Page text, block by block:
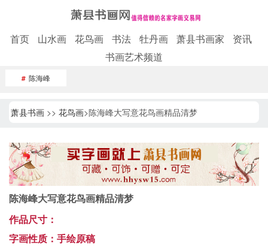
首页 山水画 花鸟画 书法 牡丹画 萧县书画家
资讯
书画艺术频道
# 陈海峰
萧县书画>> 花鸟画>陈海峰大写意花鸟画精品清梦
陈海峰大写意花鸟画精品清梦
作品尺寸：
字画性质：手绘原稿